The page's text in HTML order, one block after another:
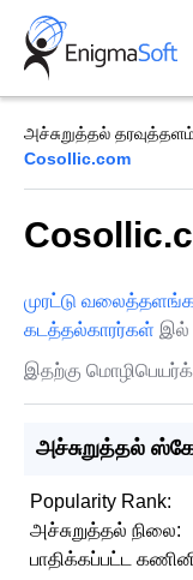
Skip
content
அச்சுறுத்தல்
Cosollic.com
முரட்டு
கடத்தல்காரர்கள் இல்
இதற்கு
அச்சுறுத்தல்
Popularity Rank:
அச்சுறுத்தல் நிலை:
பாதிக்கப்பட்ட